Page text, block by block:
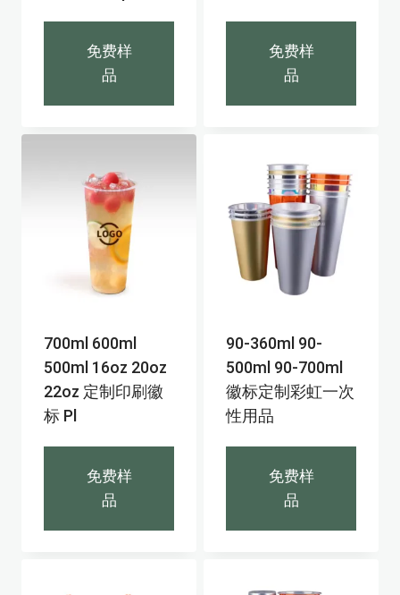
免费样
品
免费样
品
700ml 600ml
500ml 16oz 20oz
22oz 定制印刷徽
标 Pl
免费样
品
90-360ml 90-
500ml 90-700ml
徽标定制彩虹一次
性用品
免费样
品